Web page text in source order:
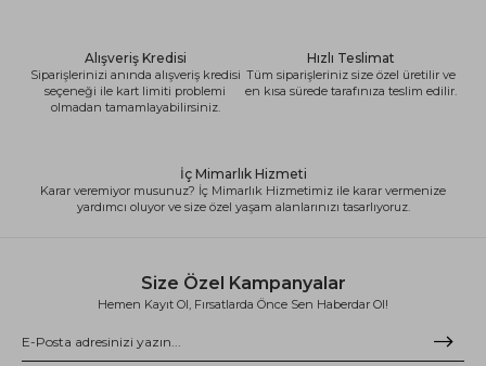
Alışveriş Kredisi
Siparişlerinizi anında alışveriş kredisi
seçeneği ile kart limiti problemi
olmadan tamamlayabilirsiniz.
Hızlı Teslimat
Tüm siparişleriniz size özel üretilir ve
en kısa sürede tarafınıza teslim edilir.
İç Mimarlık Hizmeti
Karar veremiyor musunuz? İç Mimarlık Hizmetimiz ile karar vermenize
yardımcı oluyor ve size özel yaşam alanlarınızı tasarlıyoruz.
Size Özel Kampanyalar
Hemen Kayıt Ol, Fırsatlarda Önce Sen Haberdar Ol!